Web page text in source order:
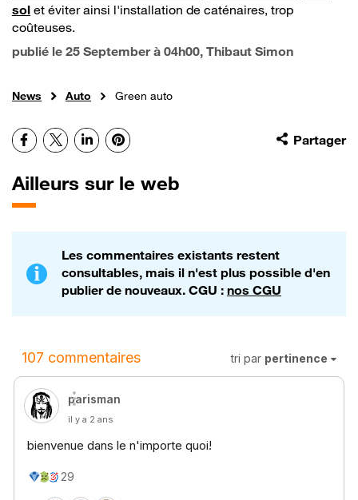
sol et éviter ainsi l'installation de caténaires, trop
coûteuses.
publié le 25 September à 04h00, Thibaut Simon
News Auto Green auto
Partager
Facebook
X LinkedInPinterest
Ailleurs sur le web
Les commentaires existants restent
consultables, mais il n'est plus possible d'en
publier de nouveaux. CGU : nos CGU